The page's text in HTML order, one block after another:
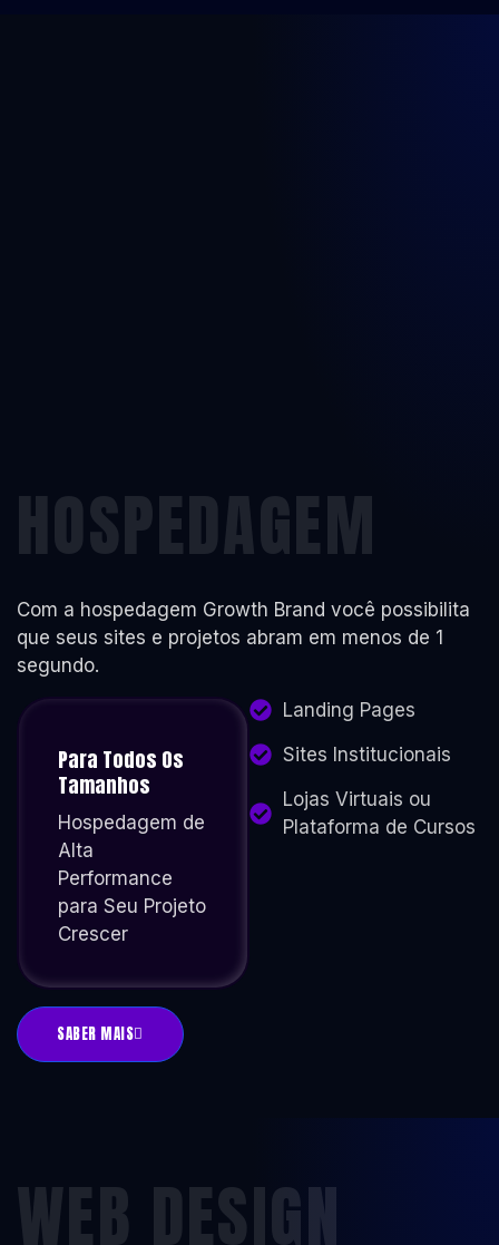
HOSPEDAGEM
Com a hospedagem Growth Brand você possibilita
que seus sites e projetos abram em menos de 1
segundo.
Para Todos Os
Tamanhos
Hospedagem de
Alta
Performance
para Seu Projeto
Crescer
Landing Pages
Sites Institucionais
Lojas Virtuais ou
Plataforma de Cursos
SABER MAIS
WEB DESIGN